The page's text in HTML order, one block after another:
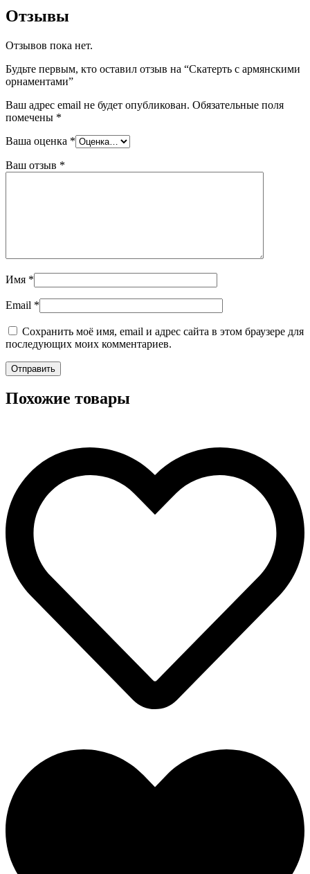
Отзывы
Отзывов пока нет.
Будьте первым, кто оставил отзыв на “Скатерть с армянскими
орнаментами”
Ваш адрес email не будет опубликован. Обязательные поля
помечены *
Ваша оценка *
Ваш отзыв *
Имя *
Email *
Сохранить моё имя, email и адрес сайта в этом браузере для
последующих моих комментариев.
Похожие товары